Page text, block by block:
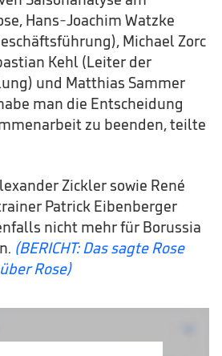
Hans-Joachim Watzke
Michael Zorc
Kehl (Leiter der
und Matthias Sammer
man die Entscheidung
zu beenden, teilte
Zickler sowie René
Patrick Eibenberger
nicht mehr für Borussia
(BERICHT: Das sagte Rose
Rose)